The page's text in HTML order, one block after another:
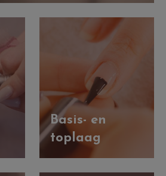
Basis- en
toplaag